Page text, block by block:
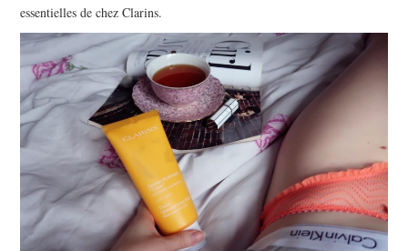
essentielles de chez Clarins.